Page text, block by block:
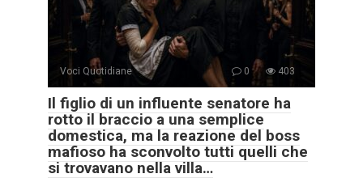
Voci Quotidiane 0 403
Il figlio di un influente senatore ha
rotto il braccio a una semplice
domestica, ma la reazione del boss
mafioso ha sconvolto tutti quelli che
si trovavano nella villa…